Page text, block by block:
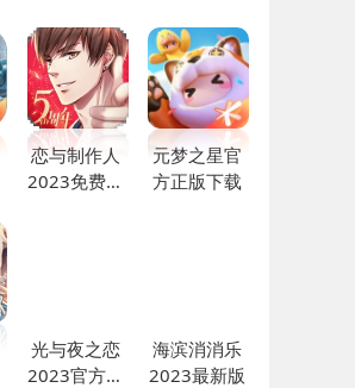
恋与制作人
2023免费下
元梦之星官
方正版下载
光与夜之恋
2023官方最
海滨消消乐
2023最新版